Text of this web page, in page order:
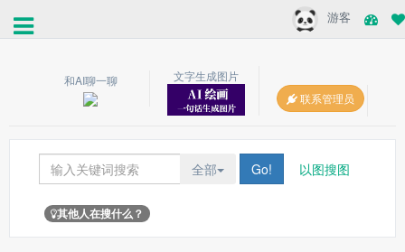
游客
和AI聊一聊
文字生成图片
联系管理员
全部 Go! 以图搜图
其他人在搜什么？